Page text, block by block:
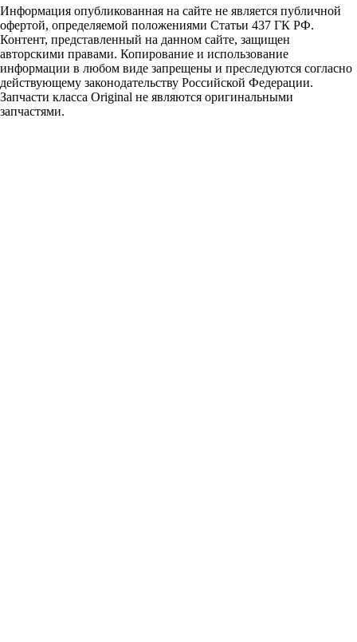
Информация опубликованная на сайте не является публичной
офертой, определяемой положениями Статьи 437 ГК РФ.
Контент, представленный на данном сайте, защищен
авторскими правами. Копирование и использование
информации в любом виде запрещены и преследуются согласно
действующему законодательству Российской Федерации.
Запчасти класса Original не являются оригинальными
запчастями.